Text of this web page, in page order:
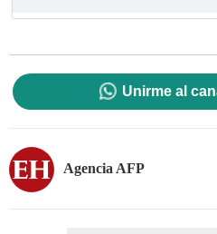
Unirme al
Agencia AFP